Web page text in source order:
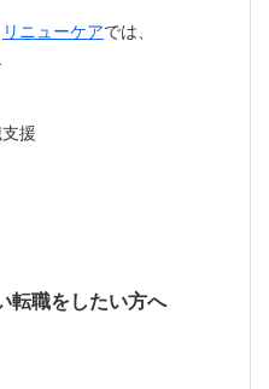
リニューケアでは、
援
転職をしたい方へ